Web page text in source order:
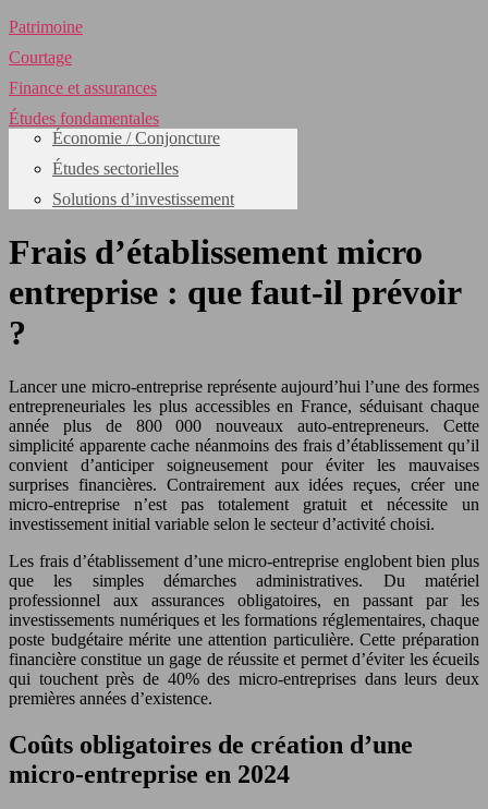
Patrimoine
Courtage
Finance et assurances
Études fondamentales
Économie / Conjoncture
Études sectorielles
Solutions d’investissement
Frais d’établissement micro
entreprise : que faut-il prévoir
?
Lancer une micro-entreprise représente aujourd’hui l’une des formes
entrepreneuriales les plus accessibles en France, séduisant chaque
année plus de 800 000 nouveaux auto-entrepreneurs. Cette
simplicité apparente cache néanmoins des frais d’établissement qu’il
convient d’anticiper soigneusement pour éviter les mauvaises
surprises financières. Contrairement aux idées reçues, créer une
micro-entreprise n’est pas totalement gratuit et nécessite un
investissement initial variable selon le secteur d’activité choisi.
Les frais d’établissement d’une micro-entreprise englobent bien plus
que les simples démarches administratives. Du matériel
professionnel aux assurances obligatoires, en passant par les
investissements numériques et les formations réglementaires, chaque
poste budgétaire mérite une attention particulière. Cette préparation
financière constitue un gage de réussite et permet d’éviter les écueils
qui touchent près de 40% des micro-entreprises dans leurs deux
premières années d’existence.
Coûts obligatoires de création d’une
micro-entreprise en 2024